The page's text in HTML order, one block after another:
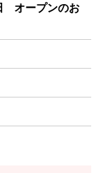
オープンのお